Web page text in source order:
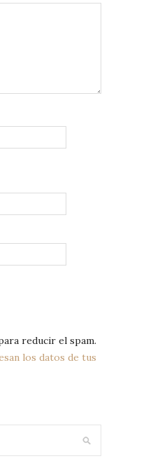
reducir el spam.
los datos de tus